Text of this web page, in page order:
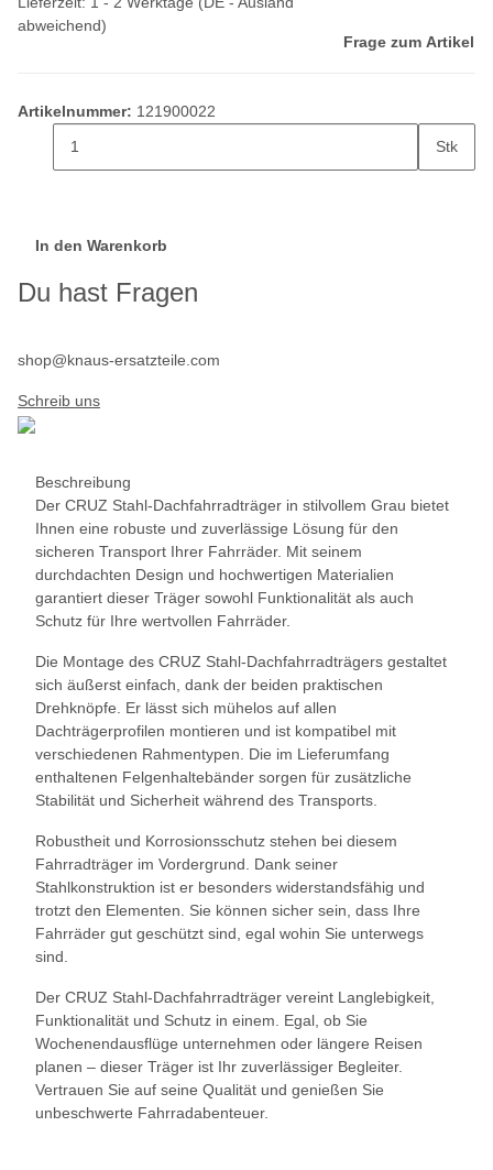
abweichend)
Frage zum Artikel
Artikelnummer: 121900022
Stk
In den Warenkorb
Du hast Fragen
shop@knaus-ersatzteile.com
Schreib uns
Beschreibung
Der CRUZ Stahl-Dachfahrradträger in stilvollem Grau bietet
Ihnen eine robuste und zuverlässige Lösung für den
sicheren Transport Ihrer Fahrräder. Mit seinem
durchdachten Design und hochwertigen Materialien
garantiert dieser Träger sowohl Funktionalität als auch
Schutz für Ihre wertvollen Fahrräder.
Die Montage des CRUZ Stahl-Dachfahrradträgers gestaltet
sich äußerst einfach, dank der beiden praktischen
Drehknöpfe. Er lässt sich mühelos auf allen
Dachträgerprofilen montieren und ist kompatibel mit
verschiedenen Rahmentypen. Die im Lieferumfang
enthaltenen Felgenhaltebänder sorgen für zusätzliche
Stabilität und Sicherheit während des Transports.
Robustheit und Korrosionsschutz stehen bei diesem
Fahrradträger im Vordergrund. Dank seiner
Stahlkonstruktion ist er besonders widerstandsfähig und
trotzt den Elementen. Sie können sicher sein, dass Ihre
Fahrräder gut geschützt sind, egal wohin Sie unterwegs
sind.
Der CRUZ Stahl-Dachfahrradträger vereint Langlebigkeit,
Funktionalität und Schutz in einem. Egal, ob Sie
Wochenendausflüge unternehmen oder längere Reisen
planen – dieser Träger ist Ihr zuverlässiger Begleiter.
Vertrauen Sie auf seine Qualität und genießen Sie
unbeschwerte Fahrradabenteuer.